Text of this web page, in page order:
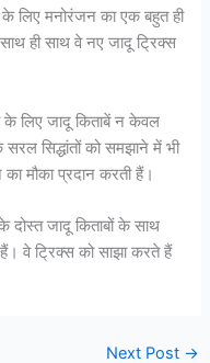
लिए मनोरंजन का एक बहुत ही
ही साथ वे नए जादू ट्रिक्स
के लिए जादू किताबें न केवल
सिद्धांतों को समझाने में भी
मौका प्रदान करती हैं।
जादू किताबों के साथ
वे ट्रिक्स को साझा करते हैं
Next Post →